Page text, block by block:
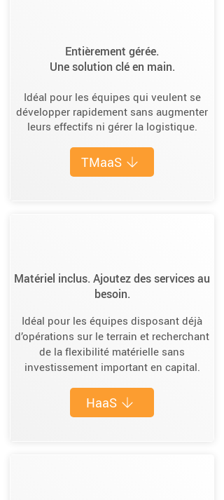
Entièrement gérée.
Une solution clé en main.
Idéal pour les équipes qui veulent se
développer rapidement sans augmenter
leurs effectifs ni gérer la logistique.
TMaaS
Matériel inclus. Ajoutez des services au
besoin.
Idéal pour les équipes disposant déjà
d’opérations sur le terrain et recherchant
de la flexibilité matérielle sans
investissement important en capital.
HaaS